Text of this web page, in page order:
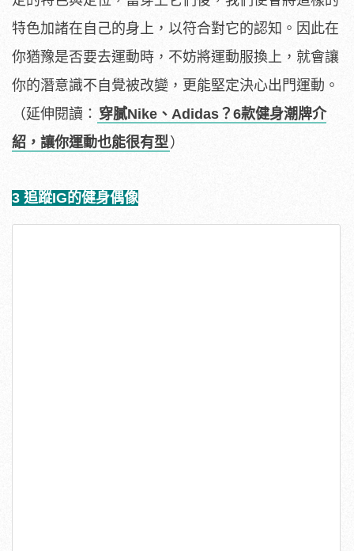
特色加諸在自己的身上，以符合對它的認知。因此在
你猶豫是否要去運動時，不妨將運動服換上，就會讓
你的潛意識不自覺被改變，更能堅定決心出門運動。
（延伸閱讀： 穿膩Nike、Adidas？6款健身潮牌介
紹，讓你運動也能很有型 ）
3 追蹤IG的健身偶像